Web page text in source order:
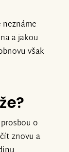
neznáme
a jakou
však
o
znovu a